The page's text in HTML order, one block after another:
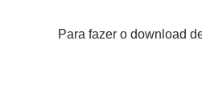
Para fazer o download